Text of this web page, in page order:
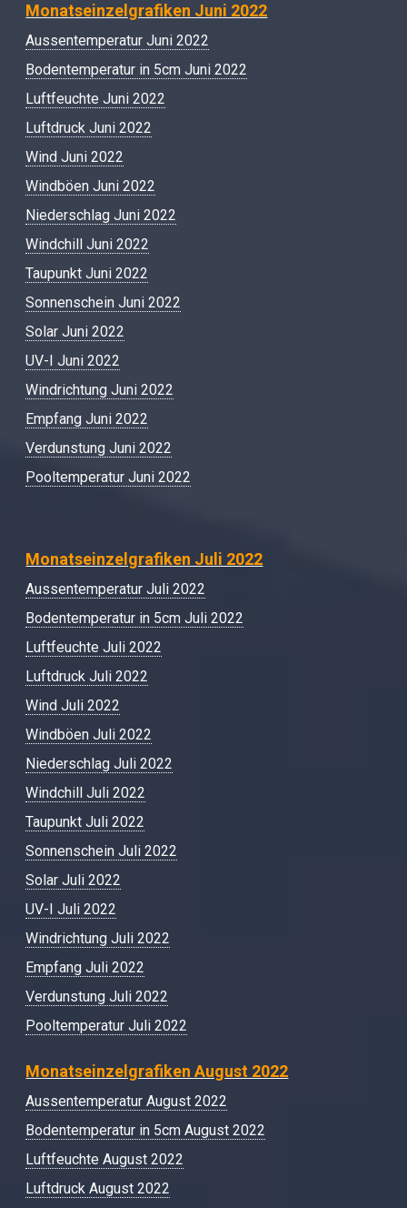
Monatseinzelgrafiken Juni 2022
Aussentemperatur Juni 2022
Bodentemperatur in 5cm Juni 2022
Luftfeuchte Juni 2022
Luftdruck Juni 2022
Wind Juni 2022
Windböen Juni 2022
Niederschlag Juni 2022
Windchill Juni 2022
Taupunkt Juni 2022
Sonnenschein Juni 2022
Solar Juni 2022
UV-I Juni 2022
Windrichtung Juni 2022
Empfang Juni 2022
Verdunstung Juni 2022
Pooltemperatur Juni 2022
Monatseinzelgrafiken Juli 2022
Aussentemperatur Juli 2022
Bodentemperatur in 5cm Juli 2022
Luftfeuchte Juli 2022
Luftdruck Juli 2022
Wind Juli 2022
Windböen Juli 2022
Niederschlag Juli 2022
Windchill Juli 2022
Taupunkt Juli 2022
Sonnenschein Juli 2022
Solar Juli 2022
UV-I Juli 2022
Windrichtung Juli 2022
Empfang Juli 2022
Verdunstung Juli 2022
Pooltemperatur Juli 2022
Monatseinzelgrafiken August 2022
Aussentemperatur August 2022
Bodentemperatur in 5cm August 2022
Luftfeuchte August 2022
Luftdruck August 2022